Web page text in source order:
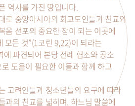
역사를 가진 땅입니다.
로 중앙아시아의 회교도인들과 친교와
음 선포의 중요한 장이 되는 이곳에
모든 것”(1코린 9,22)이 되라는
파견되어 본당 전례 협조와 공소
도움이 필요한 이들과 함께 하고
고려인들과 청소년들의 요구에 따라
과의 친교를 넓히며, 하느님 말씀에